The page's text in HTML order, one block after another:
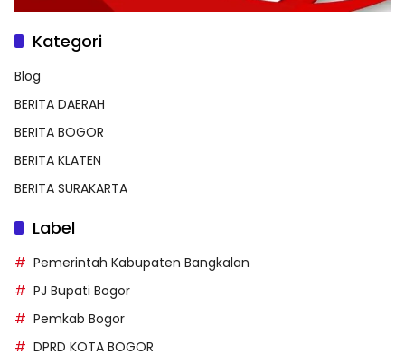
Kategori
Blog
BERITA DAERAH
BERITA BOGOR
BERITA KLATEN
BERITA SURAKARTA
Label
Pemerintah Kabupaten Bangkalan
PJ Bupati Bogor
Pemkab Bogor
DPRD KOTA BOGOR